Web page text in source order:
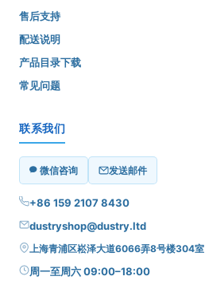
售后支持
配送说明
产品目录下载
常见问题
联系我们
微信咨询 发送邮件
+86 159 2107 8430
dustryshop@dustry.ltd
上海青浦区崧泽大道6066弄8号楼304室
周一至周六 09:00–18:00